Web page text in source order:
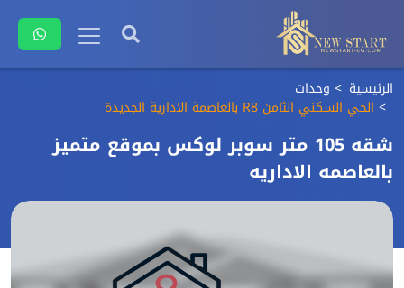
الرئيسية وحدات
الحي السكني الثامن R8 بالعاصمة الادارية الجديدة
شقه 105 متر سوبر لوكس بموقع متميز
بالعاصمه الاداريه